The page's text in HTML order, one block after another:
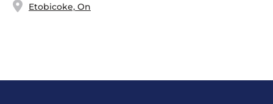
Etobicoke, On